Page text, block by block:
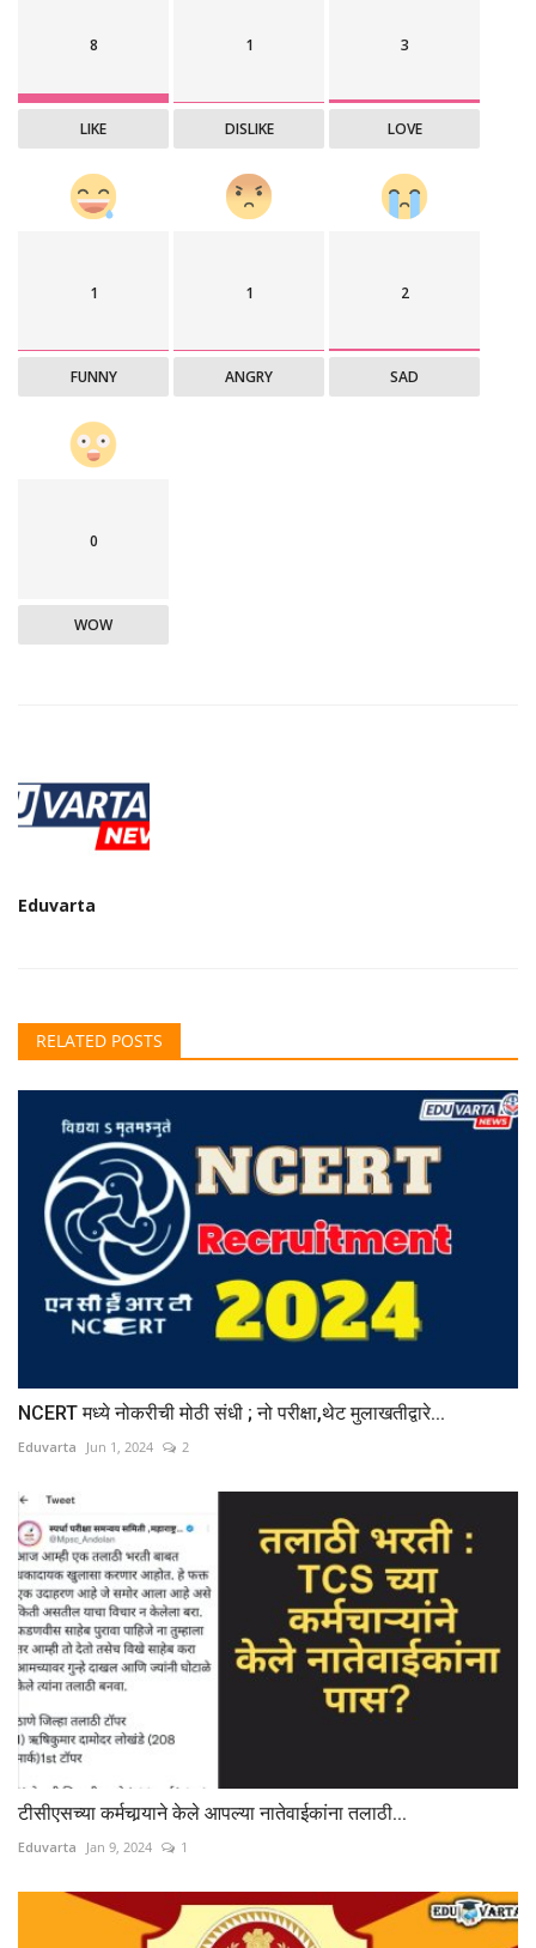
8
LIKE
1
DISLIKE
3
LOVE
1
FUNNY
1
ANGRY
2
SAD
0
WOW
Eduvarta
RELATED POSTS
NCERT मध्ये नोकरीची मोठी संधी ; नो परीक्षा,थेट मुलाखतीद्वारे...
Eduvarta Jun 1, 2024 2
टीसीएसच्या कर्मचार्‍याने केले आपल्या नातेवाईकांना तलाठी...
Eduvarta Jan 9, 2024 1